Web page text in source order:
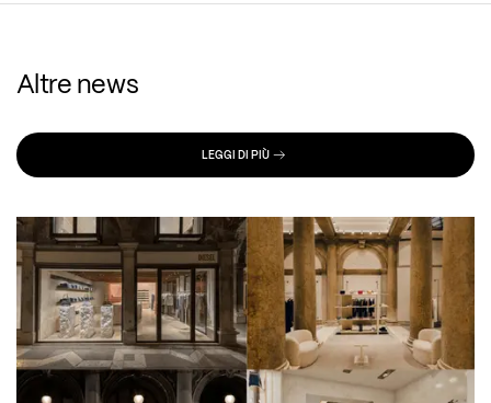
Altre news
LEGGI DI PIÙ